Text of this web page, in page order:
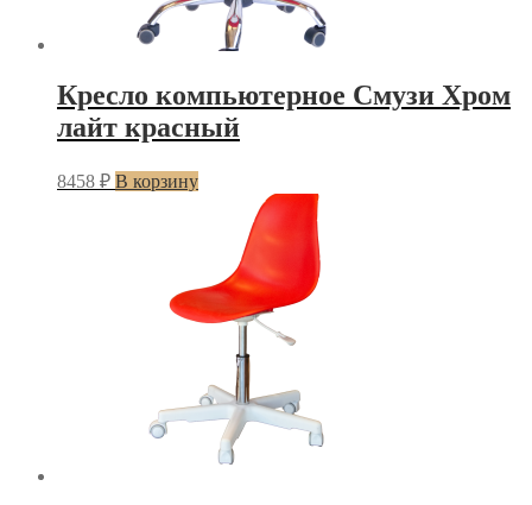
Кресло компьютерное Смузи Хром
лайт красный
8458 ₽ В корзину